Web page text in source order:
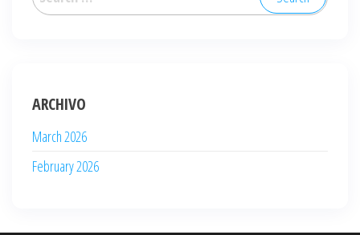
for:
ARCHIVO
March 2026
February 2026